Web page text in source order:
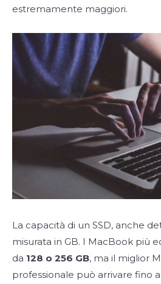
estremamente maggiori.
La capacità di un SSD, anche
misurata in GB. I MacBook più
da 128 o 256 GB, ma il miglior
professionale può arrivare fino